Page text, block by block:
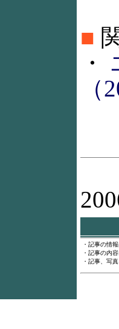
■
・
（
・記事の情
・記事の内
・記事、写